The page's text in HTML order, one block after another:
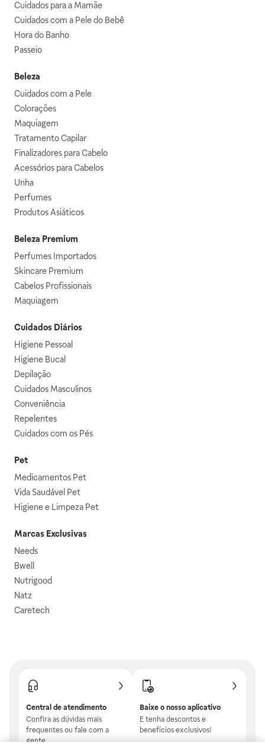
Cuidados para a Mamãe
Cuidados com a Pele do Bebê
Hora do Banho
Passeio
Beleza
Cuidados com a Pele
Colorações
Maquiagem
Tratamento Capilar
Finalizadores para Cabelo
Acessórios para Cabelos
Unha
Perfumes
Produtos Asiáticos
Beleza Premium
Perfumes Importados
Skincare Premium
Cabelos Profissionais
Maquiagem
Cuidados Diários
Higiene Pessoal
Higiene Bucal
Depilação
Cuidados Masculinos
Conveniência
Repelentes
Cuidados com os Pés
Pet
Medicamentos Pet
Vida Saudável Pet
Higiene e Limpeza Pet
Marcas Exclusivas
Needs
Bwell
Nutrigood
Natz
Caretech
Central de atendimento
Confira as dúvidas mais
frequentes ou fale com a
gente.
Baixe o nosso aplicativo
E tenha descontos e
benefícios exclusivos!